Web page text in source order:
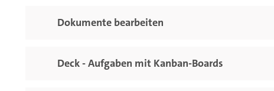
Dokumente bearbeiten
Deck - Aufgaben mit Kanban-Boards